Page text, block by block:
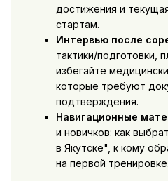
достижения и
стартам.
Интервью после
тактики/подготовки,
избегайте
которые требуют
подтверждения.
Навигационные
и новичков: как
в Якутске", к кому
на первой тренировке.